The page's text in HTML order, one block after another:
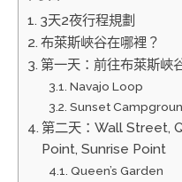
3天2夜行程規劃
布萊斯峽谷在哪裡？
第一天：前往布萊斯峽
Navajo Loop
Sunset
第二天：Wall Street,
Point, Sunrise Point
Queen’s Garden